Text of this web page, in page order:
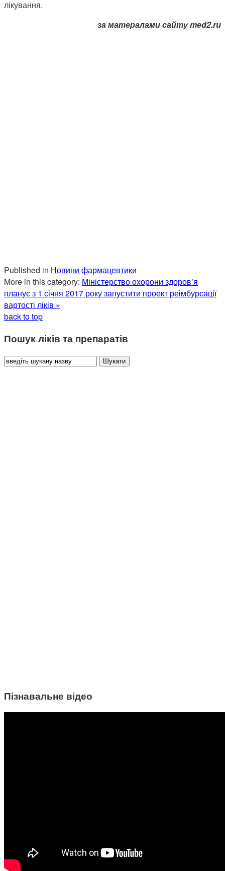
лікування.
за матералами сайту med2.ru
Published in Новини фармацевтики
More in this category: Міністерство охорони здоров’я
планує з 1 січня 2017 року запустити проект реімбурсації
вартості ліків »
back to top
Пошук ліків та препаратів
Пізнавальне відео